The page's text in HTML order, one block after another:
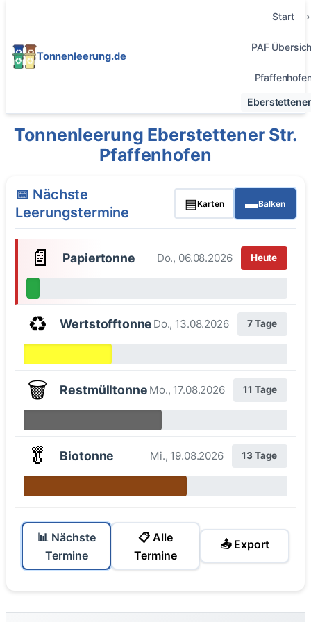
Tonnenleerung.de
Start
PAF
Tonnenleerung Eberstettener Str.
Pfaffenhofen
📅 Nächste
Leerungstermine
▤Karten ▬Balken
📄 Papiertonne Do., 06.08.2026 Heute
♻️ Wertstofftonne Do., 13.08.2026 7 Tage
🗑️ Restmülltonne Mo., 17.08.2026 11 Tage
🥬 Biotonne Mi., 19.08.2026 13 Tage
📊 Nächste
Termine
📋 Alle
Termine
📤 Export